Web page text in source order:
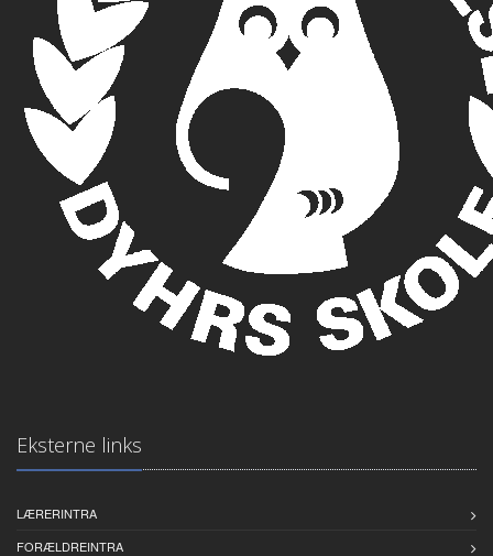
Eksterne links
LÆRERINTRA
FORÆLDREINTRA